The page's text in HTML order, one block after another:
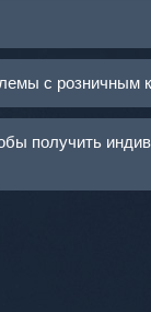
с розничным
получить